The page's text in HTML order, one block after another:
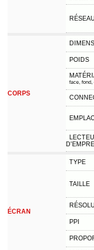
RÉSEAU
CORPS
POIDS
face, fond,
ÉCRAN
TYPE
TAILLE
PPI